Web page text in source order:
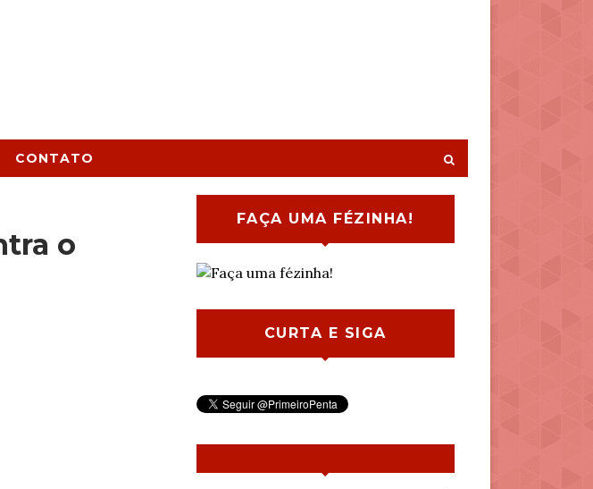
CONTATO
o
FAÇA UMA FÉZINHA!
CURTA E SIGA